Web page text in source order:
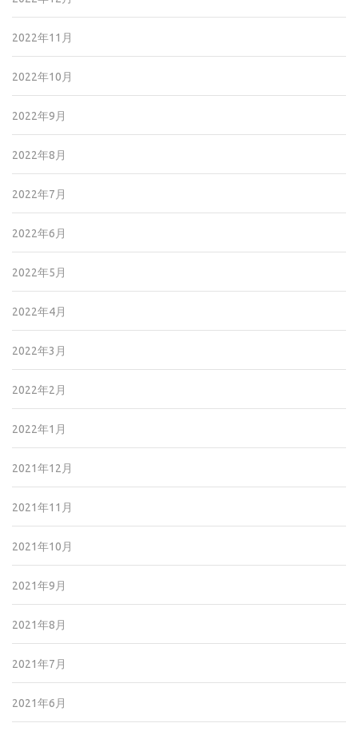
2022年11月
2022年10月
2022年9月
2022年8月
2022年7月
2022年6月
2022年5月
2022年4月
2022年3月
2022年2月
2022年1月
2021年12月
2021年11月
2021年10月
2021年9月
2021年8月
2021年7月
2021年6月